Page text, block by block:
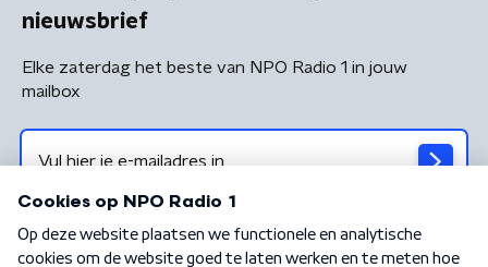
nieuwsbrief
Elke zaterdag het beste van NPO Radio 1 in jouw
mailbox